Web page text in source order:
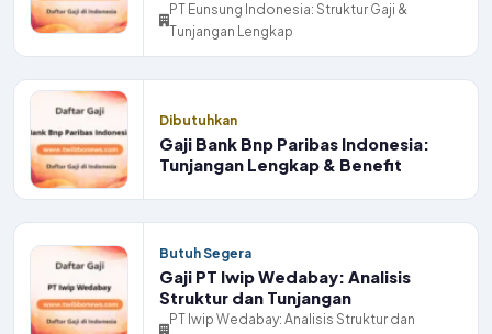
PT Eunsung Indonesia: Struktur Gaji &
Tunjangan Lengkap
Dibutuhkan
Gaji Bank Bnp Paribas Indonesia:
Tunjangan Lengkap & Benefit
Butuh Segera
Gaji PT Iwip Wedabay: Analisis
Struktur dan Tunjangan
PT Iwip Wedabay: Analisis Struktur dan